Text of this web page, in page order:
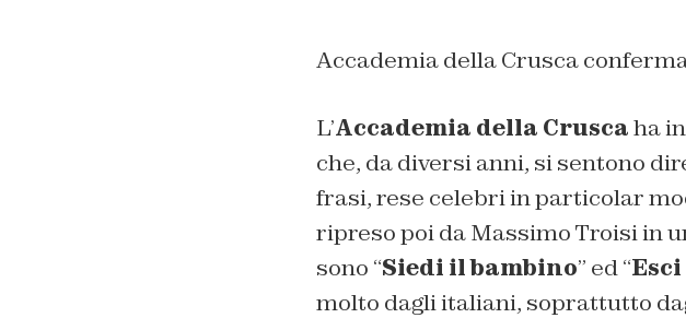
Accademia della Crusca
L’Accademia della Cruscaha
che, da diversi anni, si sentono
frasi, rese celebri in particolar
ripreso poi da Massimo Troisi in
sono “Siedi il bambino” ed “
molto dagli italiani, soprattutto